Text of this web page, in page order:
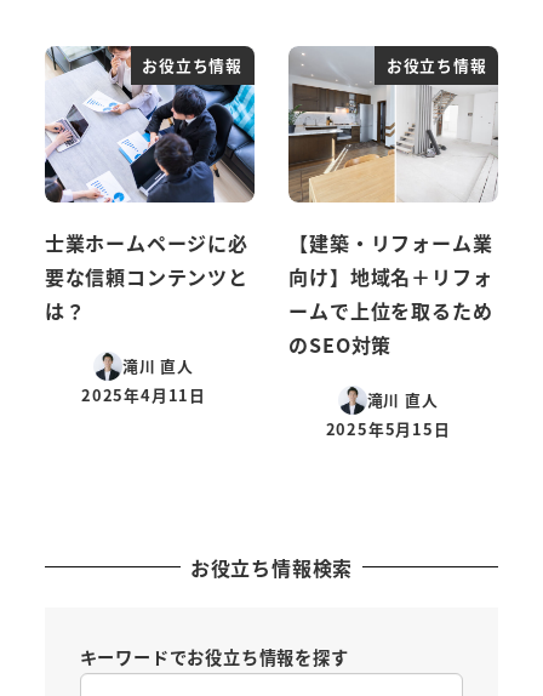
お役立ち情報
士業ホームページに必
要な信頼コンテンツと
は？
滝川 直人
投稿日
2025年4月11日
お役立ち情報
【建築・リフォーム業
向け】地域名＋リフォ
ームで上位を取るため
のSEO対策
滝川 直人
投稿日
2025年5月15日
お役立ち情報検索
キーワードでお役立ち情報を探す